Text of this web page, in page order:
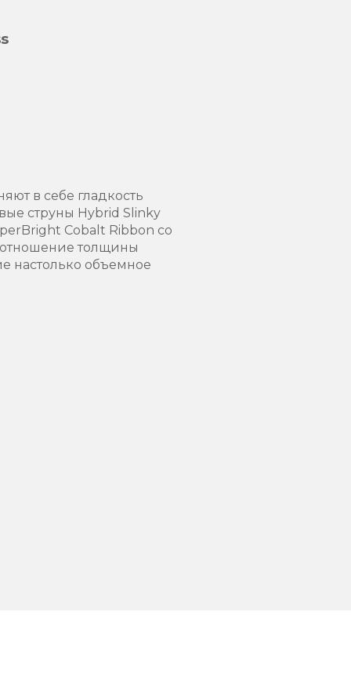
в себе гладкость
струны Hybrid Slinky
Cobalt Ribbon со
толщины
настолько объемное